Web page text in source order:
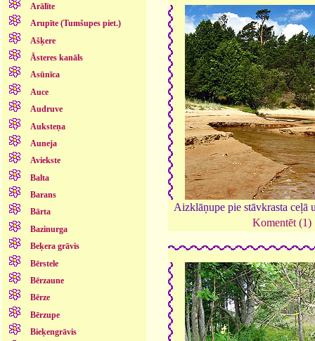
Arālīte
Arupīte (Tumšupes piet.)
Ašķere
Āsteres kanāls
Asūnīca
Auce
Audruve
Auksteņa
Auneja
Aviekste
Balta
Barans
Bārta
Bazinurga
Beķera grāvis
Bērstele
Bērzaune
Bērze
Bērzupe
Bieķengrāvis
Aizklāņupe pie stāvkrasta ceļā
Komentēt (1)